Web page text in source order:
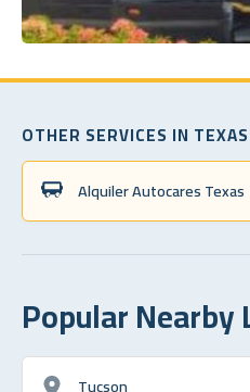
OTHER SERVICES IN TEXAS
Alquiler Autocares Texas
Popular Nearby
Tucson